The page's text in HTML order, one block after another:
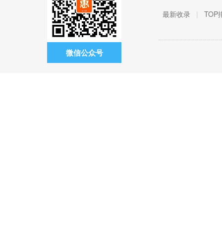
微信公众号
最新收录 | TOP